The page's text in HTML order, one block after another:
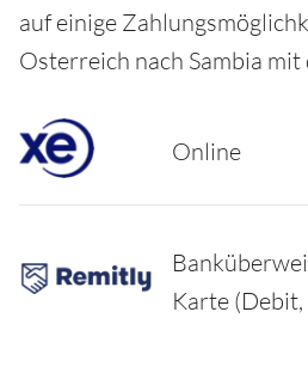
auf einige
Osterreich nach Sambia
Online
Karte